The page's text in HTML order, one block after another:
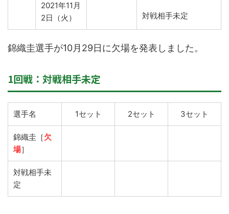
2021年11月
2日（火）
対戦相手未定
錦織圭選手が10月29日に欠場を発表しました。
1回戦：対戦相手未定
選手名 1セット 2セット 3セット
錦織圭［欠
場］
対戦相手未
定